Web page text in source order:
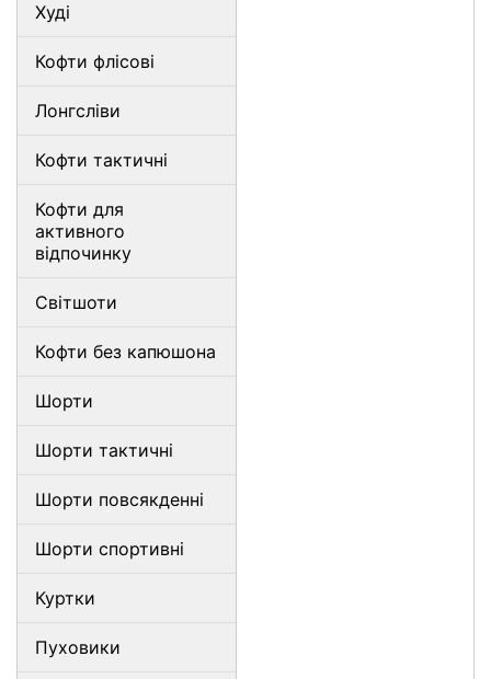
Худі
Кофти флісові
Лонгсліви
Кофти тактичні
Кофти для
активного
відпочинку
Світшоти
Кофти без капюшона
Шорти
Шорти тактичні
Шорти повсякденні
Шорти спортивні
Куртки
Пуховики